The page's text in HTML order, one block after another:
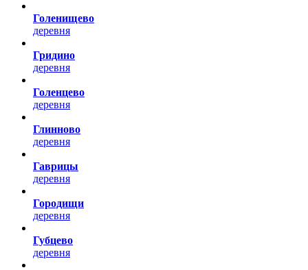
Голенищево
деревня
Гридино
деревня
Голенцево
деревня
Глинново
деревня
Гаврицы
деревня
Городищи
деревня
Губцево
деревня